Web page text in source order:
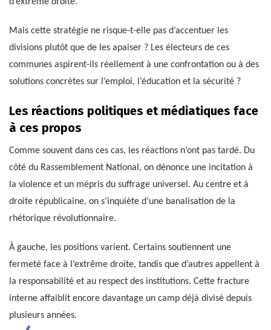
d’extrême droite.
Mais cette stratégie ne risque-t-elle pas d’accentuer les
divisions plutôt que de les apaiser ? Les électeurs de ces
communes aspirent-ils réellement à une confrontation ou à des
solutions concrètes sur l’emploi, l’éducation et la sécurité ?
Les réactions politiques et médiatiques face
à ces propos
Comme souvent dans ces cas, les réactions n’ont pas tardé. Du
côté du Rassemblement National, on dénonce une incitation à
la violence et un mépris du suffrage universel. Au centre et à
droite républicaine, on s’inquiète d’une banalisation de la
rhétorique révolutionnaire.
À gauche, les positions varient. Certains soutiennent une
fermeté face à l’extrême droite, tandis que d’autres appellent à
la responsabilité et au respect des institutions. Cette fracture
interne affaiblit encore davantage un camp déjà divisé depuis
plusieurs années.